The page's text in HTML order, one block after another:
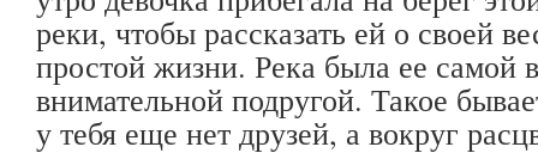
реки, чтобы рассказать ей о своей
простой жизни. Река была ее самой
внимательной подругой. Такое
у тебя еще нет друзей, а вокруг